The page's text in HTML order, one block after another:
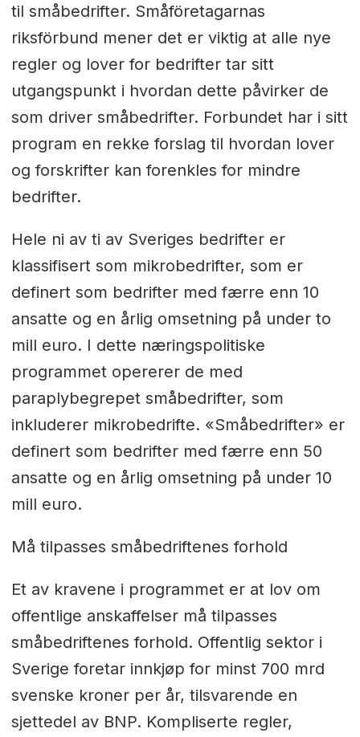
til småbedrifter. Småföretagarnas
riksförbund mener det er viktig at alle nye
regler og lover for bedrifter tar sitt
utgangspunkt i hvordan dette påvirker de
som driver småbedrifter. Forbundet har i sitt
program en rekke forslag til hvordan lover
og forskrifter kan forenkles for mindre
bedrifter.
Hele ni av ti av Sveriges bedrifter er
klassifisert som mikrobedrifter, som er
definert som bedrifter med færre enn 10
ansatte og en årlig omsetning på under to
mill euro. I dette næringspolitiske
programmet opererer de med
paraplybegrepet småbedrifter, som
inkluderer mikrobedrifte. «Småbedrifter» er
definert som bedrifter med færre enn 50
ansatte og en årlig omsetning på under 10
mill euro.
Må tilpasses småbedriftenes forhold
Et av kravene i programmet er at lov om
offentlige anskaffelser må tilpasses
småbedriftenes forhold. Offentlig sektor i
Sverige foretar innkjøp for minst 700 mrd
svenske kroner per år, tilsvarende en
sjettedel av BNP. Kompliserte regler,